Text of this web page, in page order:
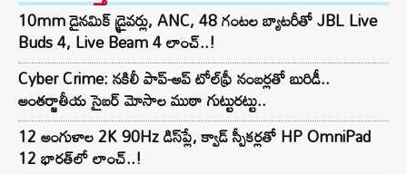
10mm డైనమిక్ డ్రైవర్లు, ANC, 48 గంటల బ్యాటరీతో JBL Live
Buds 4, Live Beam 4 లాంచ్..!
Cyber Crime: నకిలీ పాప్-అప్ టోల్‌ఫ్రీ నంబర్లతో బురిడీ..
అంతర్జాతీయ సైబర్ మోసాల ముఠా గుట్టురట్టు..
12 అంగుళాల 2K 90Hz డిస్‌ప్లే, క్వాడ్ స్పీకర్లతో HP OmniPad
12 భారత్‌లో లాంచ్..!